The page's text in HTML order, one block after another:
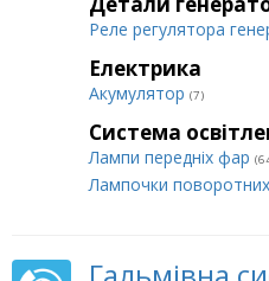
Реле регулятора
Електрика
Акумулятор (7)
Система
Лампи передніх фар
Лампочки поворотних